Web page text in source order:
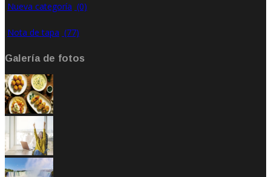
Nueva categoría (0)
Nota de tapa (77)
Galería de fotos